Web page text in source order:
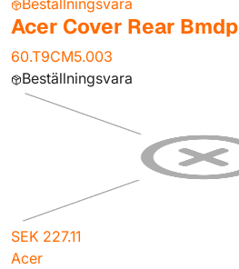
Beställningsvara
Acer Cover Rear Bmdp
60.T9CM5.003
Beställningsvara
SEK 227.11
Acer